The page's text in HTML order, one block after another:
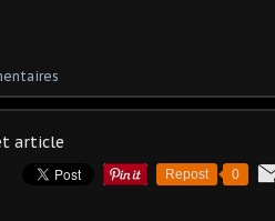
article
Repost 0